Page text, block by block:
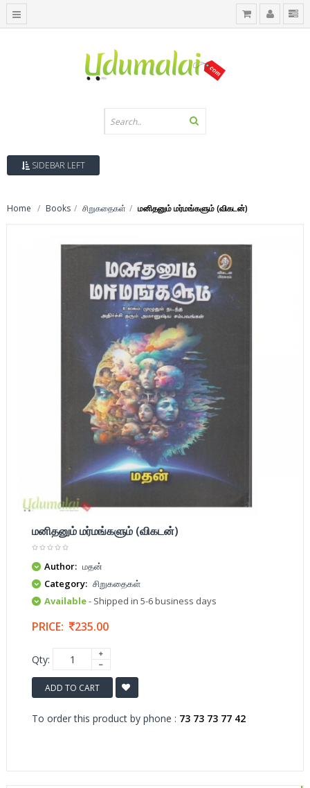
SIDEBAR LEFT
Home Books சிறுகதைகள் மனிதனும் மர்மங்களும் (விகடன்)
மனிதனும் மர்மங்களும் (விகடன்)
Author: மதன்
Category: சிறுகதைகள்
Available- Shipped in 5-6 business days
PRICE: 235.00
Qty:
ADD TO CART
To order this product by phone : 73 73 73 77 42